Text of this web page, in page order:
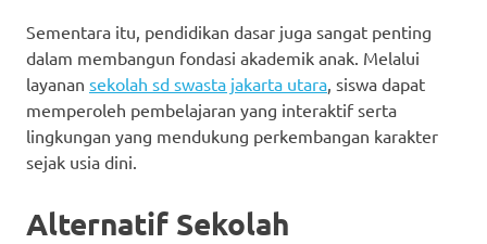
Sementara itu, pendidikan dasar juga sangat penting
dalam membangun fondasi akademik anak. Melalui
layanan sekolah sd swasta jakarta utara, siswa dapat
memperoleh pembelajaran yang interaktif serta
lingkungan yang mendukung perkembangan karakter
sejak usia dini.
Alternatif Sekolah